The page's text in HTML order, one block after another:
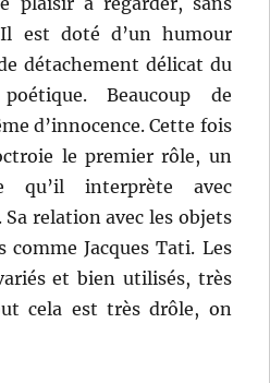
est doté d’un humour
détachement délicat du
Beaucoup de
d’innocence. Cette fois
le premier rôle, un
qu’il interprète avec
relation avec les objets
comme Jacques Tati. Les
et bien utilisés, très
cela est très drôle, on